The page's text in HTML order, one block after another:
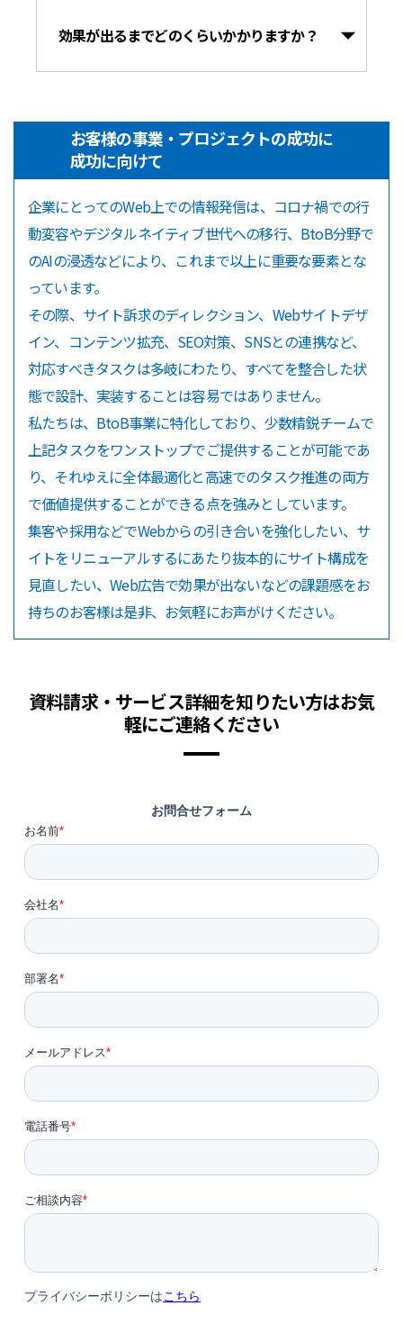
効果が出るまでどのくらいかかりますか？
お客様の事業・プロジェクトの成功に
成功に向けて
企業にとってのWeb上での情報発信は、コロナ禍での行
動変容やデジタルネイティブ世代への移行、BtoB分野で
のAIの浸透などにより、これまで以上に重要な要素とな
っています。
その際、サイト訴求のディレクション、Webサイトデザ
イン、コンテンツ拡充、SEO対策、SNSとの連携など、
対応すべきタスクは多岐にわたり、すべてを整合した状
態で設計、実装することは容易ではありません。
私たちは、BtoB事業に特化しており、少数精鋭チームで
上記タスクをワンストップでご提供することが可能であ
り、それゆえに全体最適化と高速でのタスク推進の両方
で価値提供することができる点を強みとしています。
集客や採用などでWebからの引き合いを強化したい、サ
イトをリニューアルするにあたり抜本的にサイト構成を
見直したい、Web広告で効果が出ないなどの課題感をお
持ちのお客様は是非、お気軽にお声がけください。
資料請求・サービス詳細を知りたい方はお気
軽にご連絡ください